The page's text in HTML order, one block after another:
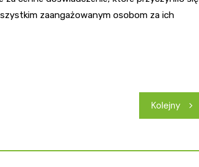
zaangażowanym osobom za ich
Kolejny